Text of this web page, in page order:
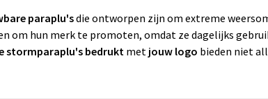
paraplu'sdie ontworpen zijn om extreme
om hun merk te promoten, omdat ze dagelijks
stormparaplu's bedrukt met jouw logo bieden niet